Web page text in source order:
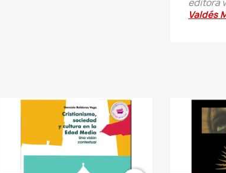
editora
Valdés